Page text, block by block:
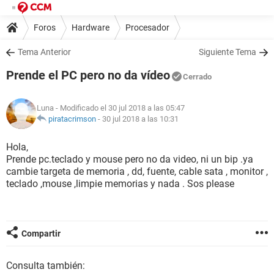
Foros Hardware Procesador
Tema Anterior Siguiente Tema
Prende el PC pero no da vídeo Cerrado
Luna - Modificado el 30 jul 2018 a las 05:47
piratacrimson - 30 jul 2018 a las 10:31
Hola,
Prende pc.teclado y mouse pero no da video, ni un bip .ya
cambie targeta de memoria , dd, fuente, cable sata , monitor ,
teclado ,mouse ,limpie memorias y nada . Sos please
Compartir
Consulta también: